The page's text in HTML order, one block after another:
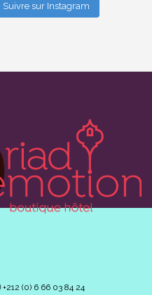
Suivre sur Instagram
+212 (0) 6 66 03 84 24